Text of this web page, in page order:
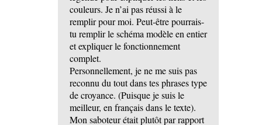
couleurs. Je n’ai pas réussi à le
remplir pour moi. Peut-être pourrais-
tu remplir le schéma modèle en entier
et expliquer le fonctionnement
complet.
Personnellement, je ne me suis pas
reconnu du tout dans tes phrases type
de croyance. (Puisque je suis le
meilleur, en français dans le texte).
Mon saboteur était plutôt par rapport